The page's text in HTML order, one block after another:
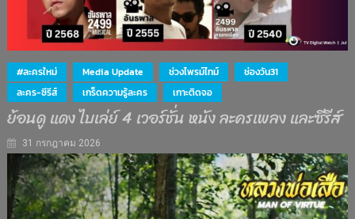
#ละครใหม่ Media Update ช่วงไพรม์ไทม์
ช่องวัน31
ละคร-ซีรีส์
เกร็ดความรู้ละคร เกาะติดจอ
ย้อนดู แดง ไบเล่ย์ 4 เวอร์ชั่น หนัง ละครเพลง และซีรีส์
31 กรกฎาคม 2026